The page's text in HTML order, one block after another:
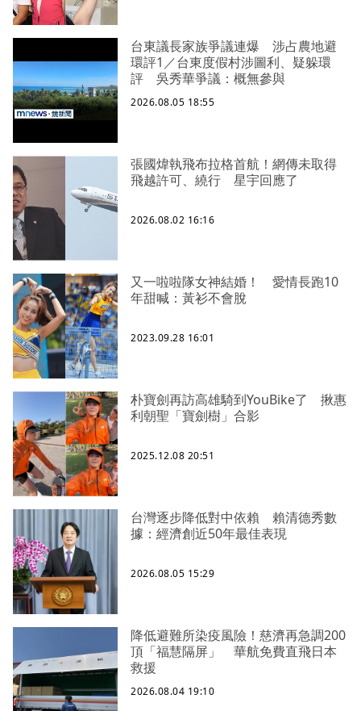
台東議長家族爭議連爆 涉占農地避
環評1／台東度假村涉圖利、疑躲環
評 吳秀華爭議：概無參與
2026.08.05 18:55
張國煒執飛布拉格首航！網傳未取得
飛越許可、繞行 星宇回應了
2026.08.02 16:16
又一啦啦隊女神結婚！ 愛情長跑10
年甜喊：黃衫不會脫
2023.09.28 16:01
朴寶劍再訪高雄騎到YouBike了 揪惠
利朝聖「寶劍樹」合影
2025.12.08 20:51
台灣逐步降低對中依賴 賴清德秀數
據：經濟創近50年最佳表現
2026.08.05 15:29
降低避難所染疫風險！慈濟再急調200
頂「福慧隔屏」 華航免費直飛日本
救援
2026.08.04 19:10